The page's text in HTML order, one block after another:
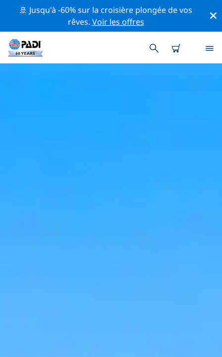
🚢 Jusqu'à -60% sur la croisière plongée de vos
rêves. Voir les offres